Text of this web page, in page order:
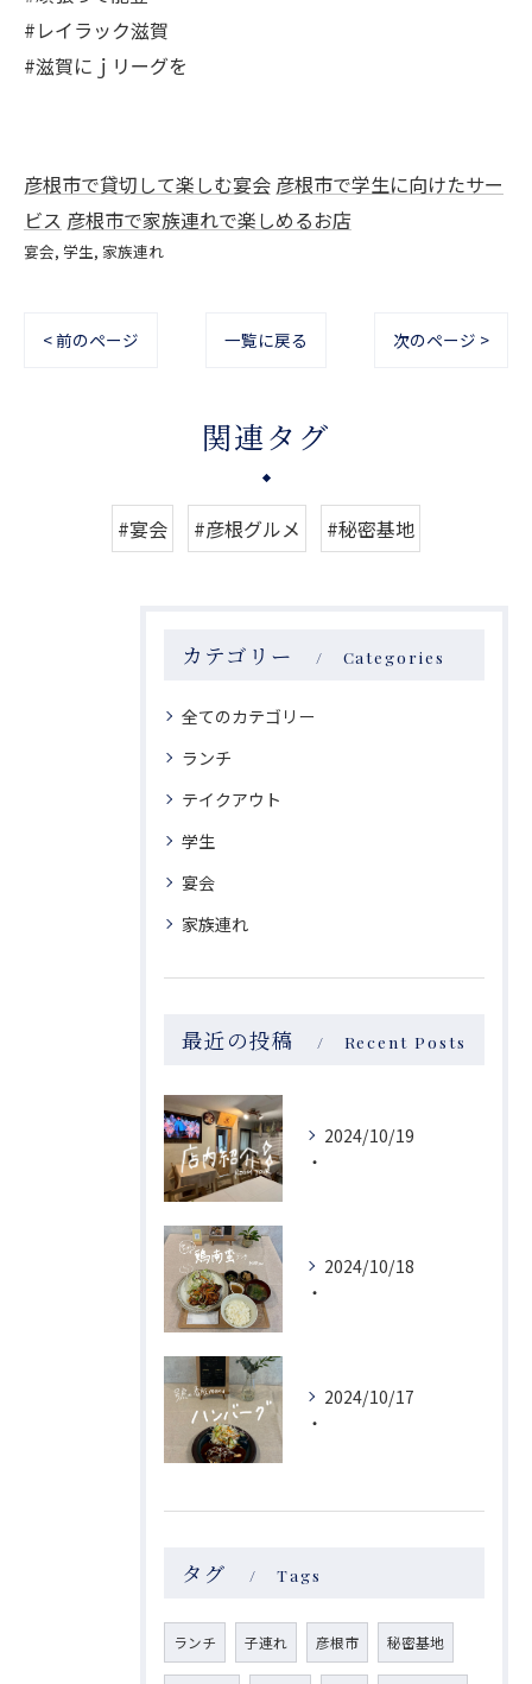
#レイラック滋賀
#滋賀にｊリーグを
彦根市で貸切して楽しむ宴会 彦根市で学生に向けたサー
ビス 彦根市で家族連れで楽しめるお店
宴会 学生 家族連れ
< 前のページ 一覧に戻る 次のページ >
関連タグ
#宴会 #彦根グルメ #秘密基地
カテゴリー Categories
全てのカテゴリー
ランチ
テイクアウト
学生
宴会
家族連れ
最近の投稿 Recent Posts
2024/10/19
・
2024/10/18
・
2024/10/17
・
タグ Tags
ランチ 子連れ 彦根市 秘密基地